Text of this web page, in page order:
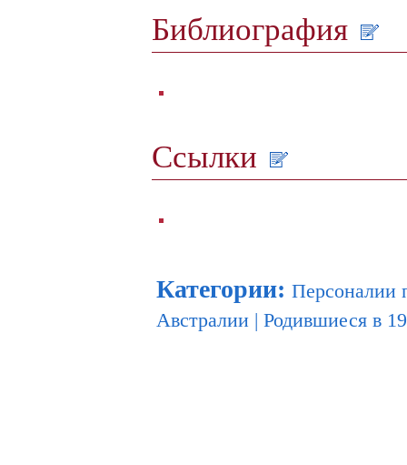
Библиография
Ссылки
Категории: Персоналии
Австралии | Родившиеся в